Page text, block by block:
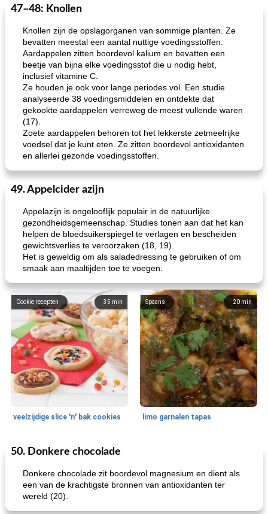
47–48: Knollen
Knollen zijn de opslagorganen van sommige planten. Ze
bevatten meestal een aantal nuttige voedingsstoffen.
Aardappelen zitten boordevol kalium en bevatten een
beetje van bijna elke voedingsstof die u nodig hebt,
inclusief vitamine C.
Ze houden je ook voor lange periodes vol. Een studie
analyseerde 38 voedingsmiddelen en ontdekte dat
gekookte aardappelen verreweg de meest vullende waren
(17).
Zoete aardappelen behoren tot het lekkerste zetmeelrijke
voedsel dat je kunt eten. Ze zitten boordevol antioxidanten
en allerlei gezonde voedingsstoffen.
49. Appelcider azijn
Appelazijn is ongelooflijk populair in de natuurlijke
gezondheidsgemeenschap. Studies tonen aan dat het kan
helpen de bloedsuikerspiegel te verlagen en bescheiden
gewichtsverlies te veroorzaken (18, 19).
Het is geweldig om als saladedressing te gebruiken of om
smaak aan maaltijden toe te voegen.
35 min
Cookie recepten
veelzijdige slice 'n' bak cookies
20 min
Spaans
limo garnalen tapas
15min
Zeevruchten
50. Donkere chocolade
Donkere chocolade zit boordevol magnesium en dient als
een van de krachtigste bronnen van antioxidanten ter
wereld (20).